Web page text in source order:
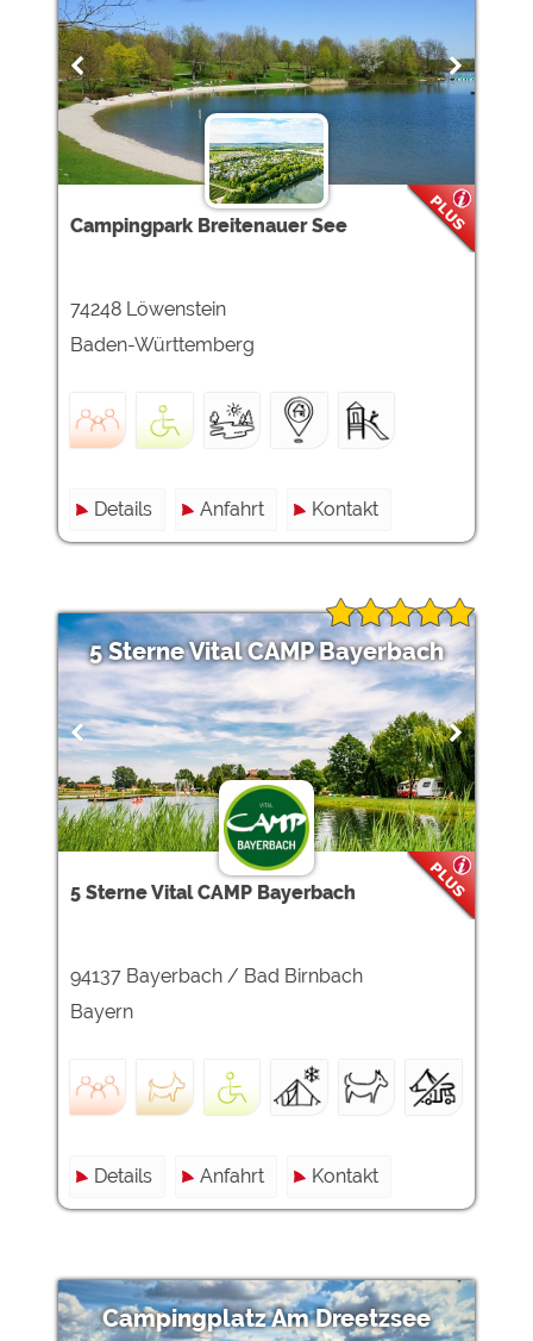
Campingpark Breitenauer See
74248 Löwenstein
Baden-Württemberg
Details Anfahrt Kontakt
5 Sterne Vital CAMP Bayerbach
5 Sterne Vital CAMP Bayerbach
94137 Bayerbach / Bad Birnbach
Bayern
Details Anfahrt Kontakt
Campingplatz Am Dreetzsee